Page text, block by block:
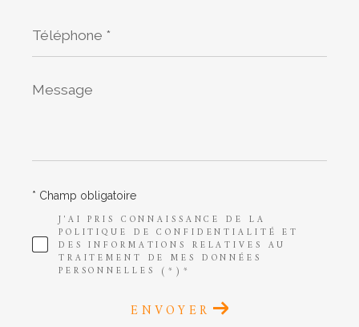
*
Message
*
J'AI PRIS CONNAISSANCE DE LA
POLITIQUE DE CONFIDENTIALITÉ ET
DES INFORMATIONS RELATIVES AU
TRAITEMENT DE MES DONNÉES
PERSONNELLES (*)*
* Champ obligatoire
ENVOYER